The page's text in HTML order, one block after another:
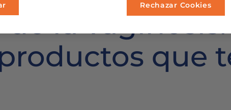
la vaginosis:
que
Rechazar Cookies